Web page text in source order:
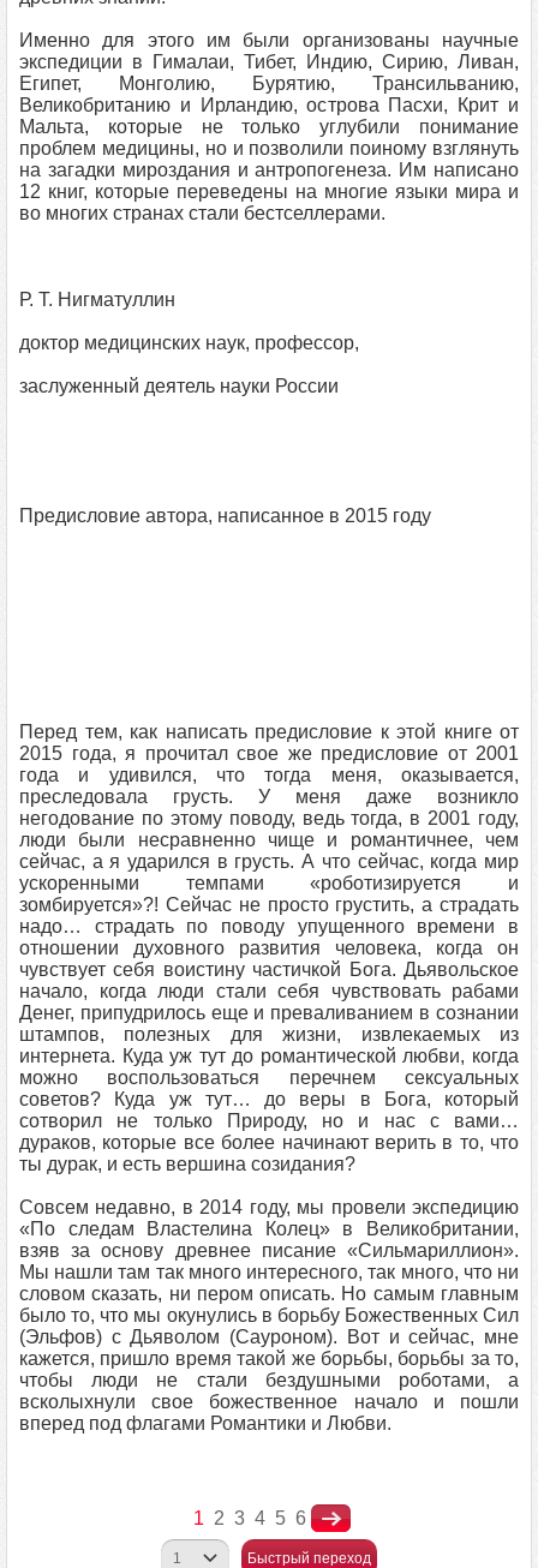
Именно для этого им были организованы научные
экспедиции в Гималаи, Тибет, Индию, Сирию, Ливан,
Египет, Монголию, Бурятию, Трансильванию,
Великобританию и Ирландию, острова Пасхи, Крит и
Мальта, которые не только углубили понимание
проблем медицины, но и позволили поиному взглянуть
на загадки мироздания и антропогенеза. Им написано
12 книг, которые переведены на многие языки мира и
во многих странах стали бестселлерами.
Р. Т. Нигматуллин
доктор медицинских наук, профессор,
заслуженный деятель науки России
Предисловие автора, написанное в 2015 году
Перед тем, как написать предисловие к этой книге от
2015 года, я прочитал свое же предисловие от 2001
года и удивился, что тогда меня, оказывается,
преследовала грусть. У меня даже возникло
негодование по этому поводу, ведь тогда, в 2001 году,
люди были несравненно чище и романтичнее, чем
сейчас, а я ударился в грусть. А что сейчас, когда мир
ускоренными темпами «роботизируется и
зомбируется»?! Сейчас не просто грустить, а страдать
надо… страдать по поводу упущенного времени в
отношении духовного развития человека, когда он
чувствует себя воистину частичкой Бога. Дьявольское
начало, когда люди стали себя чувствовать рабами
Денег, припудрилось еще и преваливанием в сознании
штампов, полезных для жизни, извлекаемых из
интернета. Куда уж тут до романтической любви, когда
можно воспользоваться перечнем сексуальных
советов? Куда уж тут… до веры в Бога, который
сотворил не только Природу, но и нас с вами…
дураков, которые все более начинают верить в то, что
ты дурак, и есть вершина созидания?
Совсем недавно, в 2014 году, мы провели экспедицию
«По следам Властелина Колец» в Великобритании,
взяв за основу древнее писание «Сильмариллион».
Мы нашли там так много интересного, так много, что ни
словом сказать, ни пером описать. Но самым главным
было то, что мы окунулись в борьбу Божественных Сил
(Эльфов) с Дьяволом (Сауроном). Вот и сейчас, мне
кажется, пришло время такой же борьбы, борьбы за то,
чтобы люди не стали бездушными роботами, а
всколыхнули свое божественное начало и пошли
вперед под флагами Романтики и Любви.
1 2 3 4 5 6
Быстрый переход